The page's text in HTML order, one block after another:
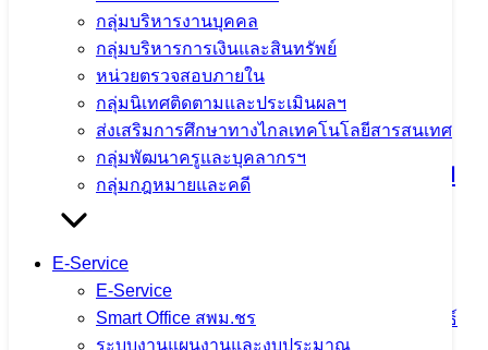
กลุ่มบริหารงานบุคคล
กลุ่มบริหารการเงินและสินทรัพย์
หน่วยตรวจสอบภายใน
กลุ่มนิเทศติดตามและประเมินผลฯ
ส่งเสริมการศึกษาทางไกลเทคโนโลยีสารสนเทศ
กลุ่มพัฒนาครูและบุคลากรฯ
กลุ่มกฎหมายและคดี
E-Service
E-Service
Smart Office สพม.ชร
ระบบงานแผนงานและงบประมาณ
ตรวจสุขภาพประจำปี 2569 ใส่ใจสุขภาพ
บุคลากร เสริมสร้างคุณภาพชีวิตและ
ประสิทธิภาพการทำงาน
4 สิงหาคม 20264 สิงหาคม 2026
ข่าวประชาสัมพันธ์
สพม.เชียงราย